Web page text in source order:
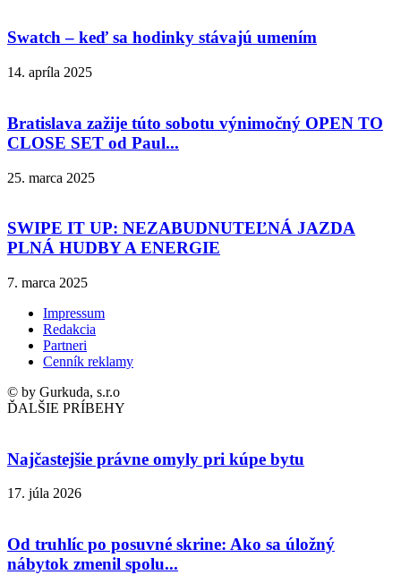
Swatch – keď sa hodinky stávajú umením
14. apríla 2025
Bratislava zažije túto sobotu výnimočný OPEN TO
CLOSE SET od Paul...
25. marca 2025
SWIPE IT UP: NEZABUDNUTEĽNÁ JAZDA
PLNÁ HUDBY A ENERGIE
7. marca 2025
Impressum
Redakcia
Partneri
Cenník reklamy
© by Gurkuda, s.r.o
ĎALŠIE PRÍBEHY
Najčastejšie právne omyly pri kúpe bytu
17. júla 2026
Od truhlíc po posuvné skrine: Ako sa úložný
nábytok zmenil spolu...